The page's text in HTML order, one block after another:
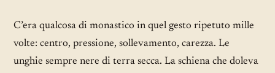
C’era qualcosa di monastico in quel gesto ripetuto mille
volte: centro, pressione, sollevamento, carezza. Le
unghie sempre nere di terra secca. La schiena che doleva